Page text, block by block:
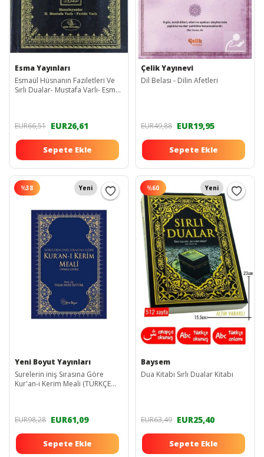
Esma Yayınları
Esmaül Hüsnanın Faziletleri Ve
Sırlı Dualar- Mustafa Varlı- Esma
EUR66,51 EUR26,61
Sepete Ekle
Çelik Yayınevi
Dil Belası - Dilin Afetleri
EUR49,88 EUR19,95
Sepete Ekle
%38 Yeni
Yeni Boyut Yayınları
Surelerin iniş Sırasına Göre
Kur'an-ı Kerim Meali (TÜRKÇE
EUR98,28 EUR61,09
Sepete Ekle
%60 Yeni
Baysem
Dua Kitabı Sırlı Dualar Kitabı
EUR63,49 EUR25,40
Sepete Ekle